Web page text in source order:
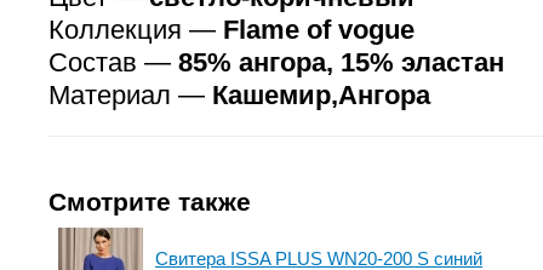
Коллекция — Flame of vogue
Состав — 85% ангора, 15% эластан
Материал — Кашемир,Ангора
Смотрите также
Свитера ISSA PLUS WN20-200 S синий